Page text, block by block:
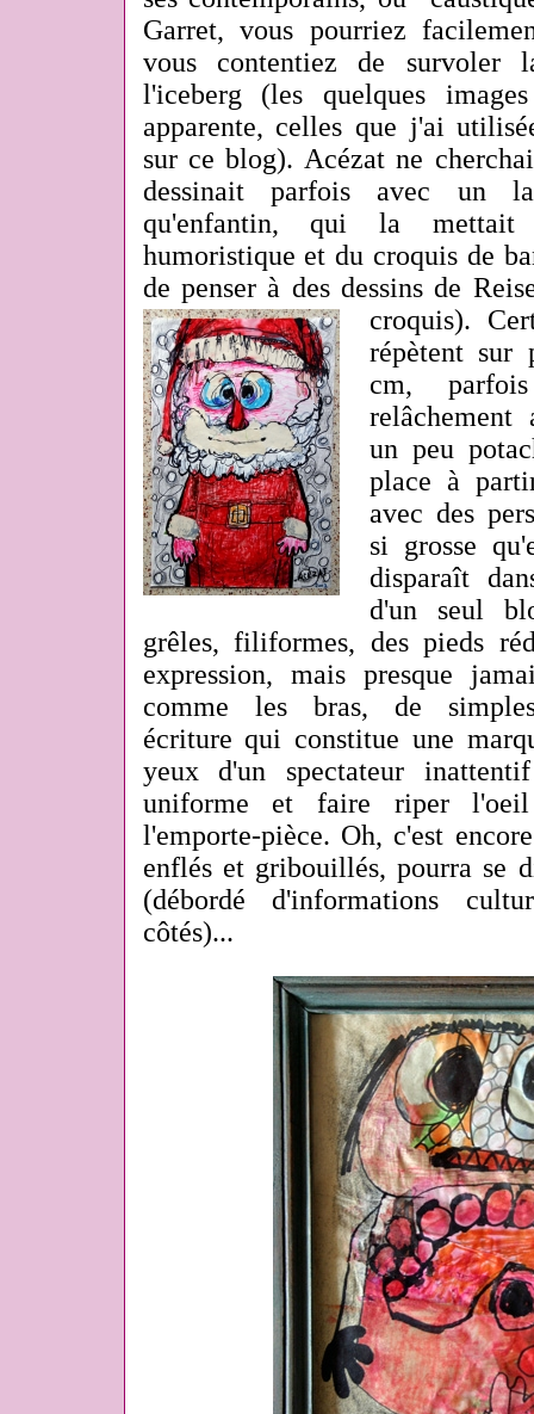
Garret, vous pourriez
vous contentiez de survoler
l'iceberg (les quelques
apparente, celles que j'ai
sur ce blog). Acézat ne
dessinait parfois avec un
qu'enfantin, qui la
humoristique et du croquis de
de penser à des dessins de
croquis).
répètent sur
cm,
un peu
place à
avec des
si grosse
disparaît
d'un seul
grêles, filiformes, des pieds
expression, mais presque
comme les bras, de
écriture qui constitue une
yeux d'un spectateur
uniforme et faire riper
l'emporte-pièce. Oh, c'est
enflés et gribouillés, pourra se
(débordé d'informations
côtés)...